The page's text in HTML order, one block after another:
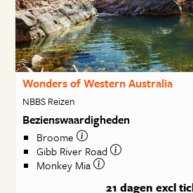
Wonders of Western Australia
NBBS Reizen
Bezienswaardigheden
Broome
Gibb River Road
Monkey Mia
21 dagen excl